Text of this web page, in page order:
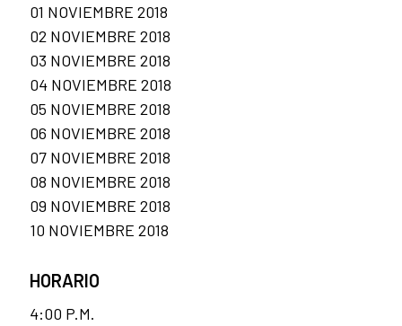
01 NOVIEMBRE 2018
02 NOVIEMBRE 2018
03 NOVIEMBRE 2018
04 NOVIEMBRE 2018
05 NOVIEMBRE 2018
06 NOVIEMBRE 2018
07 NOVIEMBRE 2018
08 NOVIEMBRE 2018
09 NOVIEMBRE 2018
10 NOVIEMBRE 2018
HORARIO
4:00 P.M.